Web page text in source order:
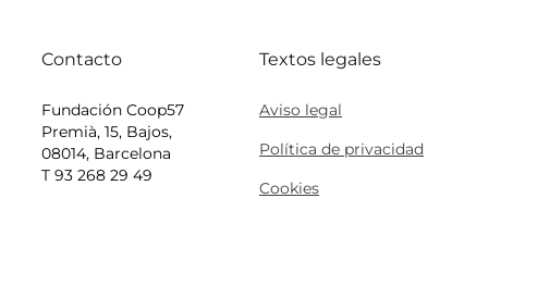
Contacto
Fundación Coop57
Premià, 15, Bajos,
08014, Barcelona
T 93 268 29 49
Textos legales
Aviso legal
Política de privacidad
Cookies